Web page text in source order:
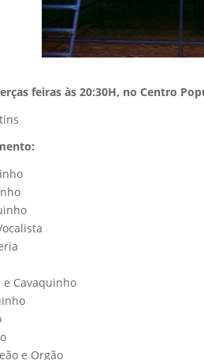
feiras às 20:30H, no Centro
Cavaquinho
e Orgão